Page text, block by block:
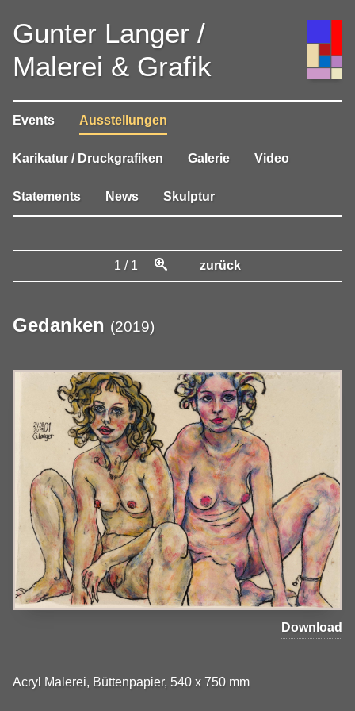
Gunter Langer /
Malerei & Grafik
Events Ausstellungen
Karikatur / Druckgrafiken Galerie Video
Statements News Skulptur
1 / 1 zurück
Gedanken (2019)
Download
Acryl Malerei, Büttenpapier, 540 x 750 mm